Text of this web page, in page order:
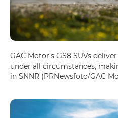
GAC Motor’s GS8 SUVs
under all circumstances,
in SNNR (PRNewsfoto/GAC